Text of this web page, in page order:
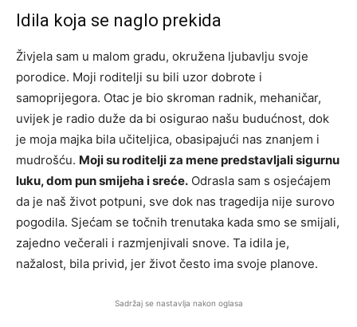
Idila koja se naglo prekida
Živjela sam u malom gradu, okružena ljubavlju svoje
porodice. Moji roditelji su bili uzor dobrote i
samoprijegora. Otac je bio skroman radnik, mehaničar,
uvijek je radio duže da bi osigurao našu budućnost, dok
je moja majka bila učiteljica, obasipajući nas znanjem i
mudrošću. Moji su roditelji za mene predstavljali sigurnu
luku, dom pun smijeha i sreće. Odrasla sam s osjećajem
da je naš život potpuni, sve dok nas tragedija nije surovo
pogodila. Sjećam se točnih trenutaka kada smo se smijali,
zajedno večerali i razmjenjivali snove. Ta idila je,
nažalost, bila privid, jer život često ima svoje planove.
Sadržaj se nastavlja nakon oglasa